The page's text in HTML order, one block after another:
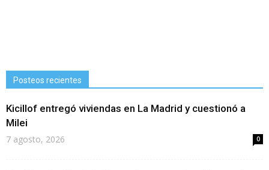
Posteos recientes
Kicillof entregó viviendas en La Madrid y cuestionó a
Milei
7 agosto, 2026 0